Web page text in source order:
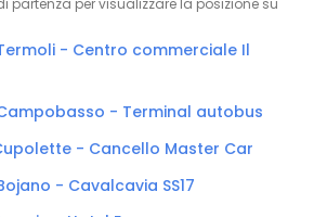
partenza per visualizzare la posizione su
- Centro commerciale Il
- Terminal autobus
- Cancello Master Car
- Cavalcavia SS17